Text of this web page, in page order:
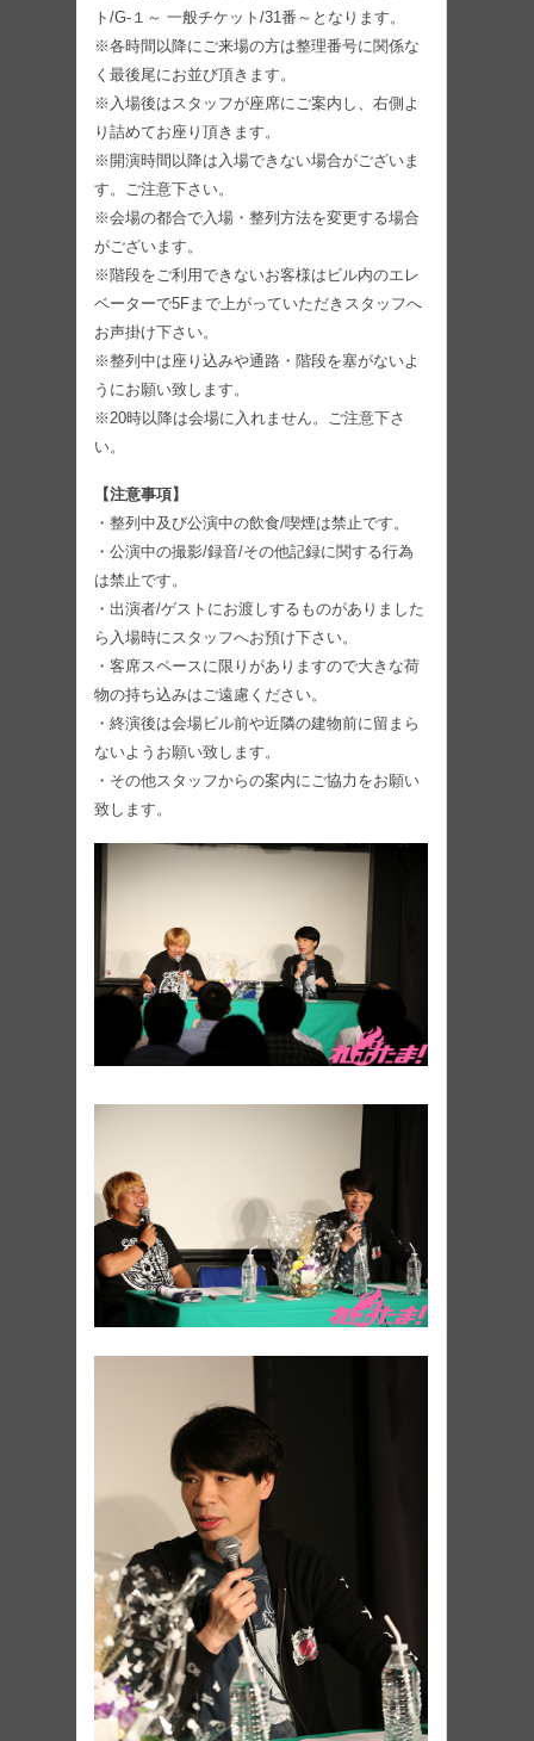
ト/G-１～ 一般チケット/31番～となります。
※各時間以降にご来場の方は整理番号に関係な
く最後尾にお並び頂きます。
※入場後はスタッフが座席にご案内し、右側よ
り詰めてお座り頂きます。
※開演時間以降は入場できない場合がございま
す。ご注意下さい。
※会場の都合で入場・整列方法を変更する場合
がございます。
※階段をご利用できないお客様はビル内のエレ
ベーターで5Fまで上がっていただきスタッフへ
お声掛け下さい。
※整列中は座り込みや通路・階段を塞がないよ
うにお願い致します。
※20時以降は会場に入れません。ご注意下さ
い。
【注意事項】
・整列中及び公演中の飲食/喫煙は禁止です。
・公演中の撮影/録音/その他記録に関する行為
は禁止です。
・出演者/ゲストにお渡しするものがありました
ら入場時にスタッフへお預け下さい。
・客席スペースに限りがありますので大きな荷
物の持ち込みはご遠慮ください。
・終演後は会場ビル前や近隣の建物前に留まら
ないようお願い致します。
・その他スタッフからの案内にご協力をお願い
致します。